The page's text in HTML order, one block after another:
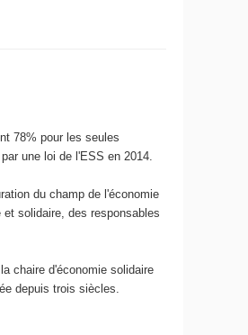
78% pour les seules
une loi de l'ESS en 2014.
du champ de l'économie
solidaire, des responsables
chaire d'économie solidaire
depuis trois siècles.